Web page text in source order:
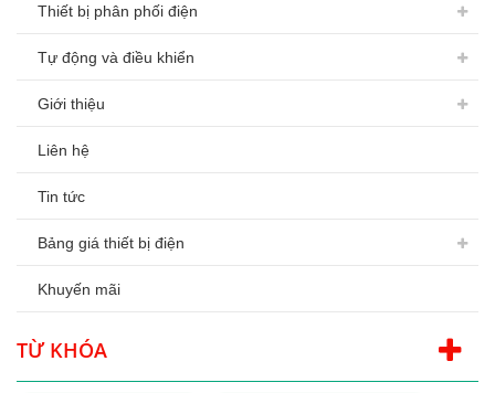
Thiết bị phân phối điện
Tự động và điều khiển
Giới thiệu
Liên hệ
Tin tức
Bảng giá thiết bị điện
Khuyến mãi
TỪ KHÓA